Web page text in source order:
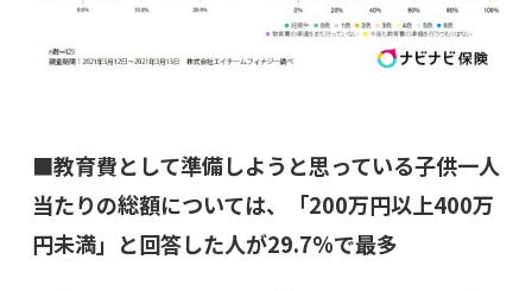
■教育費として準備しようと思っている子供一人
当たりの総額については、「200万円以上400万
円未満」と回答した人が29.7%で最多